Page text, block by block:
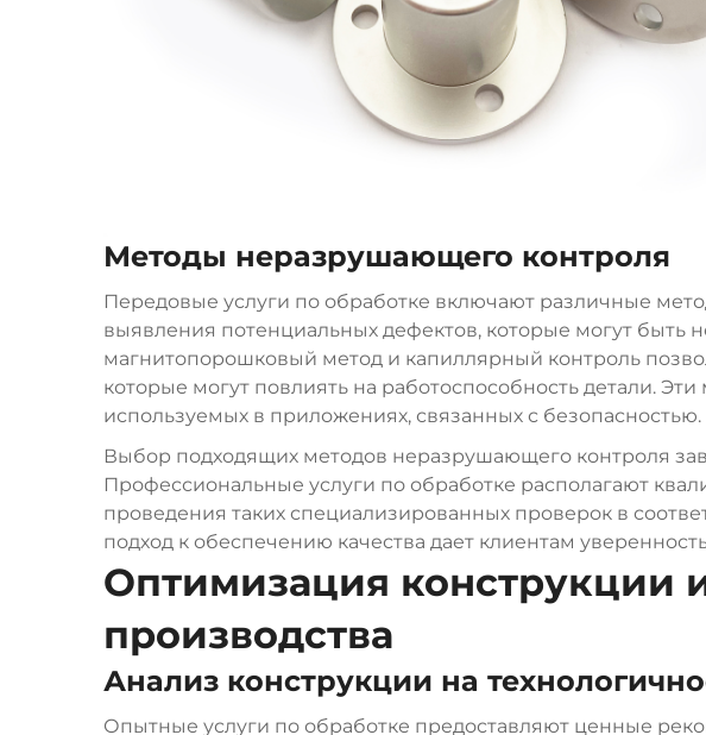
Методы неразрушающего контроля
Передовые услуги по обработке включают различные
выявления потенциальных дефектов, которые могут быть
магнитопорошковый метод и капиллярный контроль
которые могут повлиять на работоспособность детали.
используемых в приложениях, связанных с безопасностью.
Выбор подходящих методов неразрушающего контроля
Профессиональные услуги по обработке располагают
проведения таких специализированных проверок в
подход к обеспечению качества дает клиентам
Оптимизация конструкции
производства
Анализ конструкции на
Опытные услуги по обработке предоставляют ценные